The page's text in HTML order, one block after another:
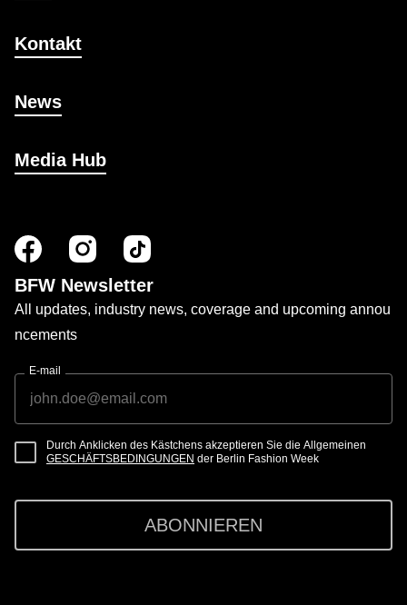
Kontakt
News
Media Hub
BFW Newsletter
All updates, industry news, coverage and upcoming annou
ncements
E-mail
Durch Anklicken des Kästchens akzeptieren Sie die Allgemeinen
GESCHÄFTSBEDINGUNGEN der Berlin Fashion Week
ABONNIEREN